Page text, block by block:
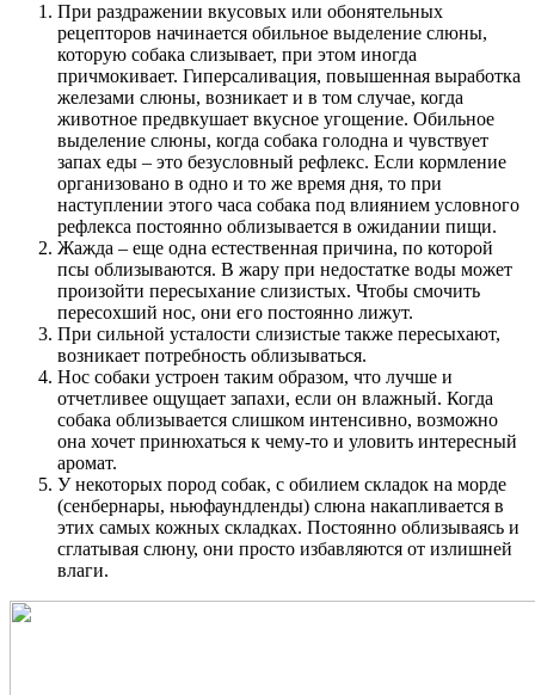
При раздражении вкусовых или обонятельных
рецепторов начинается обильное выделение слюны,
которую собака слизывает, при этом иногда
причмокивает. Гиперсаливация, повышенная выработка
железами слюны, возникает и в том случае, когда
животное предвкушает вкусное угощение. Обильное
выделение слюны, когда собака голодна и чувствует
запах еды – это безусловный рефлекс. Если кормление
организовано в одно и то же время дня, то при
наступлении этого часа собака под влиянием условного
рефлекса постоянно облизывается в ожидании пищи.
Жажда – еще одна естественная причина, по которой
псы облизываются. В жару при недостатке воды может
произойти пересыхание слизистых. Чтобы смочить
пересохший нос, они его постоянно лижут.
При сильной усталости слизистые также пересыхают,
возникает потребность облизываться.
Нос собаки устроен таким образом, что лучше и
отчетливее ощущает запахи, если он влажный. Когда
собака облизывается слишком интенсивно, возможно
она хочет принюхаться к чему-то и уловить интересный
аромат.
У некоторых пород собак, с обилием складок на морде
(сенбернары, ньюфаундленды) слюна накапливается в
этих самых кожных складках. Постоянно облизываясь и
сглатывая слюну, они просто избавляются от излишней
влаги.